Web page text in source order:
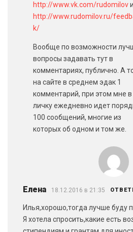
http://www.vk.com/rudomilov
http://www.rudomilov.ru/
k/
Вообще по возможности
вопросы задавать тут в
комментариях, публично. А
на сайте в среднем эдак 1
комментарий, при этом мне в
личку ежедневно идет
100 сообщений, многие из
которых об одном и том же.
Елена 18.12.2016 в 21:35
Илья,хорошо,тогда лучше буду
Я хотела спросить,какие есть